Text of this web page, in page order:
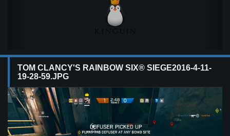
TOM CLANCY'S RAINBOW SIX® SIEGE2016-4-11-
19-28-59.JPG